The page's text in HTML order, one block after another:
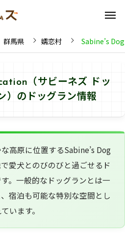
群馬県 嬬恋村 Sabine’s
（サビーネズ ドッ
）のドッグラン情報
高原に位置するSabine’s Dog
愛犬とのびのびと過ごせるド
。一般的なドッグランとは一
宿泊も可能な特別な空間とし
います。